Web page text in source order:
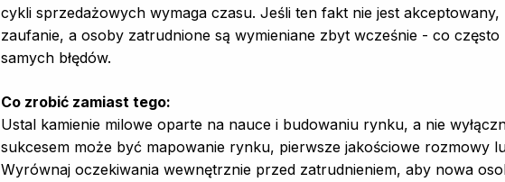
cykli sprzedażowych wymaga czasu. Jeśli ten fakt nie jest
zaufanie, a osoby zatrudnione są wymieniane zbyt wcześnie - co
samych błędów.
Co zrobić zamiast tego:
Ustal kamienie milowe oparte na nauce i budowaniu rynku, a nie
sukcesem może być mapowanie rynku, pierwsze jakościowe rozmowy
Wyrównaj oczekiwania wewnętrznie przed zatrudnieniem, aby nowa